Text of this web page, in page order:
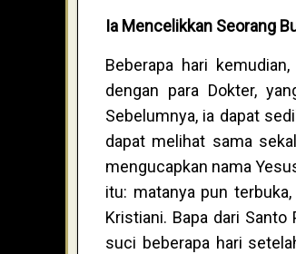
Ia Mencelikkan Seorang
Beberapa hari
dengan para Dokter,
Sebelumnya, ia dapat
dapat melihat sama
mengucapkan nama
itu: matanya pun
Kristiani. Bapa dari
suci beberapa hari